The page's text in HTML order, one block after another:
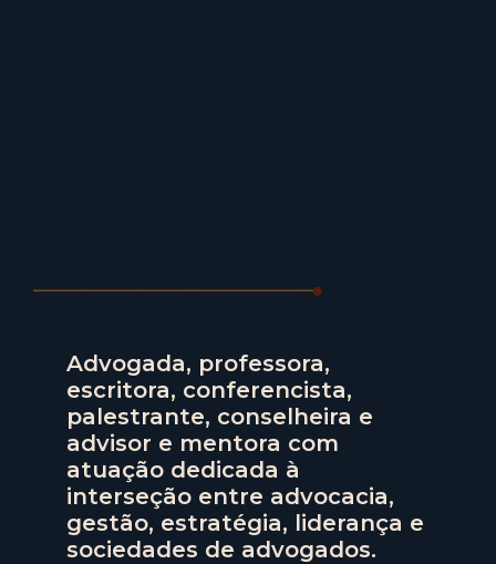
Advogada, professora,
escritora, conferencista,
palestrante, conselheira e
advisor e mentora com
atuação dedicada à
interseção entre advocacia,
gestão, estratégia, liderança e
sociedades de advogados.